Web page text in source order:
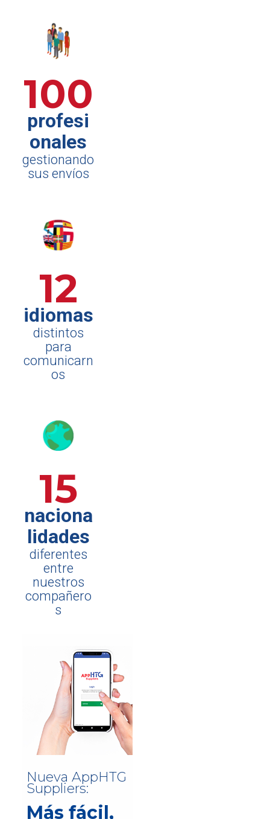
100
profesi
onales
gestionando
sus envíos
12
idiomas
distintos
para
comunicarn
os
15
naciona
lidades
diferentes
entre
nuestros
compañero
s
Nueva AppHTG
Suppliers:
Más fácil,